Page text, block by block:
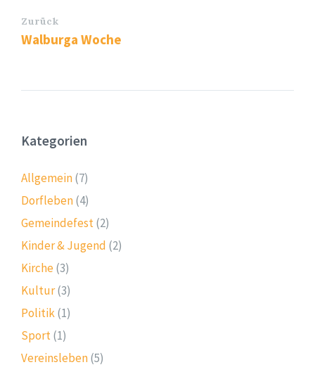
Zurück
Walburga Woche
Kategorien
Allgemein(7)
Dorfleben(4)
Gemeindefest(2)
Kinder & Jugend (2)
Kirche(3)
Kultur(3)
Politik(1)
Sport(1)
Vereinsleben(5)